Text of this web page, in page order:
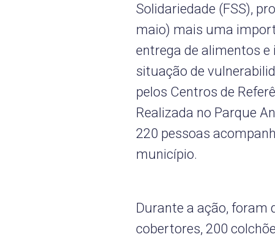
Solidariedade (FSS),
maio) mais uma
entrega de alimentos
situação de
pelos Centros de
Realizada no Parque
220 pessoas
município.
Durante a ação, foram
cobertores, 200